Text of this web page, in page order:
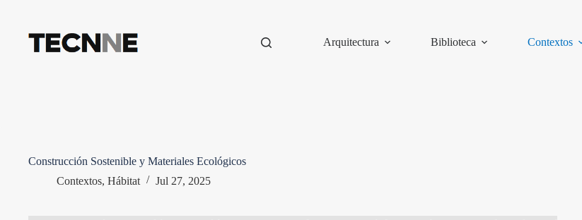
contenido
Arquitectura
Biblioteca Contextos
Construcción Sostenible y Materiales Ecológicos
Contextos, Hábitat Jul 27, 2025